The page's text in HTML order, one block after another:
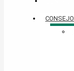
CONSEJO